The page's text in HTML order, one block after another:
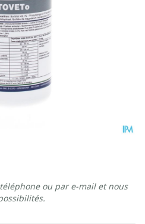
ou par e-mail et nous